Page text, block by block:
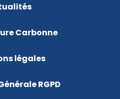
Carbonne
légales
RGPD